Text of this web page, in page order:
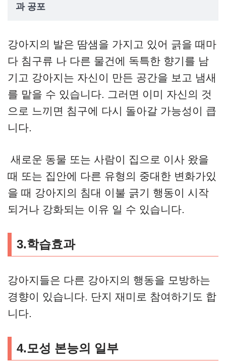
과 공포
강아지의 발은 땀샘을 가지고 있어 긁을 때마
다 침구류 나 다른 물건에 독특한 향기를 남
기고 강아지는 자신이 만든 공간을 보고 냄새
를 맡을 수 있습니다. 그러면 이미 자신의 것
으로 느끼면 침구에 다시 돌아갈 가능성이 큽
니다.
새로운 동물 또는 사람이 집으로 이사 왔을
때 또는 집안에 다른 유형의 중대한 변화가있
을 때 강아지의 침대 이불 긁기 행동이 시작
되거나 강화되는 이유 일 수 있습니다.
3.학습효과
강아지들은 다른 강아지의 행동을 모방하는
경향이 있습니다. 단지 재미로 참여하기도 합
니다.
4.모성 본능의 일부